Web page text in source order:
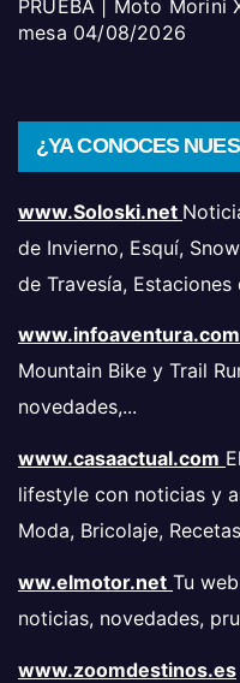
PRUEBA | Moto Morini
mesa 04/08/2026
¿YA CONOCES
www.Soloski.net
de Invierno, Esquí,
de Travesía,
www.infoaventura.com
Mountain Bike y Trail
novedades,...
www.casaactual.com
lifestyle con noticias y
Moda, Bricolaje,
ww.elmotor.net Tu
noticias, novedades,
www.zoomdestinos.es